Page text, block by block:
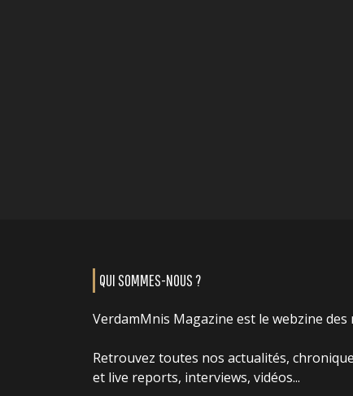
QUI SOMMES-NOUS ?
VerdamMnis Magazine est le webzine des
Retrouvez toutes nos actualités,
et live reports, interviews, vidéos...